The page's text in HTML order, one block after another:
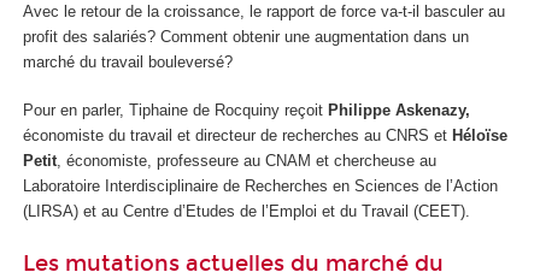
Avec le retour de la croissance, le rapport de force va-t-il basculer au
profit des salariés? Comment obtenir une augmentation dans un
marché du travail bouleversé?
Pour en parler, Tiphaine de Rocquiny reçoit Philippe Askenazy,
économiste du travail et directeur de recherches au CNRS et Héloïse
Petit, économiste, professeure au CNAM et chercheuse au
Laboratoire Interdisciplinaire de Recherches en Sciences de l’Action
(LIRSA) et au Centre d’Etudes de l’Emploi et du Travail (CEET).
Les mutations actuelles du marché du